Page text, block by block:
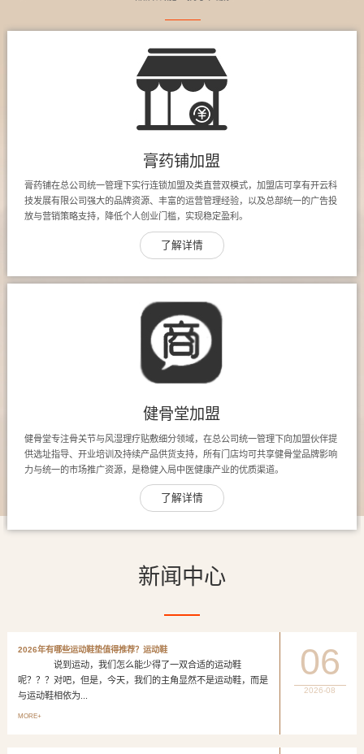
膏药铺加盟
膏药铺在总公司统一管理下实行连锁加盟及类直营双模式，加盟店可享有开云科
技发展有限公司强大的品牌资源、丰富的运营管理经验，以及总部统一的广告投
放与营销策略支持，降低个人创业门槛，实现稳定盈利。
了解详情
健骨堂加盟
健骨堂专注骨关节与风湿理疗贴敷细分领域，在总公司统一管理下向加盟伙伴提
供选址指导、开业培训及持续产品供货支持，所有门店均可共享健骨堂品牌影响
力与统一的市场推广资源，是稳健入局中医健康产业的优质渠道。
了解详情
新闻中心
2026年有哪些运动鞋垫值得推荐？运动鞋
说到运动，我们怎么能少得了一双合适的运动鞋
呢？？？对吧，但是，今天，我们的主角显然不是运动鞋，而是
与运动鞋相依为...
MORE+
06
2026-08